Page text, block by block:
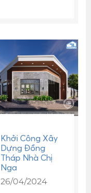
Khởi Công Xây
Dựng Đồng
Tháp Nhà Chị
Nga
26/04/2024